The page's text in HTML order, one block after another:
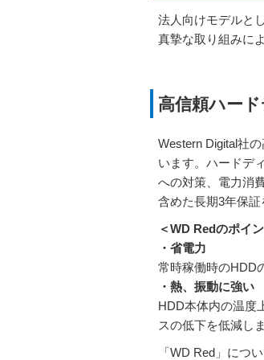
法人向けモデルと
真摯な取り組みに
高信頼ハー
Western Digital社
います。ハードデ
への対策、電力消
含めた長期3年保証
＜WD Redのポイ
・省電力
常時稼働時のHDD
・熱、振動に強い
HDD本体内の温度
スの低下を低減しま
「WD Red」につ